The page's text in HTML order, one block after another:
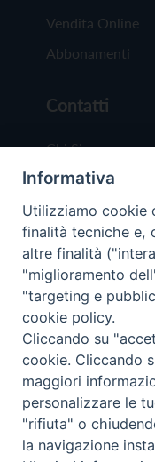
Vendita Online
Abbonamenti
Contatti
Chi Siamo
Redazione
Scrivici
Copyright ©
Trentina
Privacy Policy
Informativa
Utilizziamo cookie
finalità tecniche e,
altre finalità
"miglioramento
"targeting e
cookie policy.
Cliccando su
cookie. Cliccando
maggiori
personalizzare le
"rifiuta" o
la navigazione